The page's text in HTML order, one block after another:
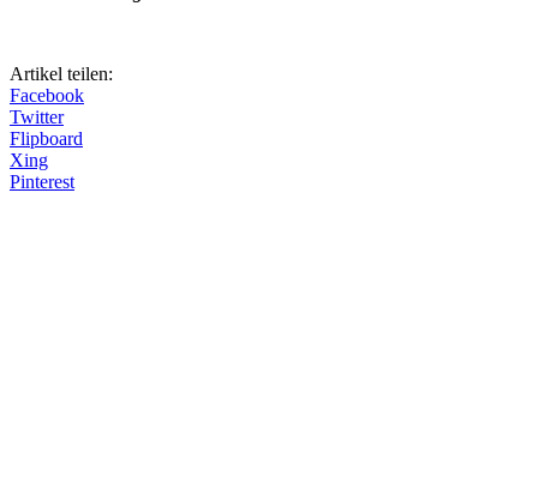
Artikel teilen:
Facebook
Twitter
Flipboard
Xing
Pinterest